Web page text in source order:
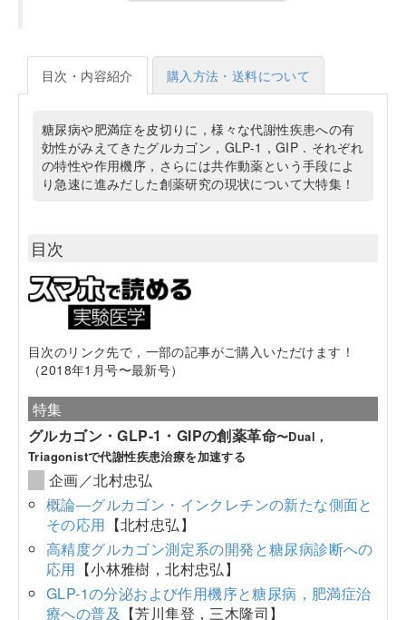
目次・内容紹介 購入方法・送料について
糖尿病や肥満症を皮切りに，様々な代謝性疾患への有
効性がみえてきたグルカゴン，GLP-1，GIP．それぞれ
の特性や作用機序，さらには共作動薬という手段によ
り急速に進みだした創薬研究の現状について大特集！
目次
目次のリンク先で，一部の記事がご購入いただけます！
（2018年1月号〜最新号）
特集
グルカゴン・GLP-1・GIPの創薬革命〜Dual，
Triagonistで代謝性疾患治療を加速する
企画／北村忠弘
概論―グルカゴン・インクレチンの新たな側面と
その応用 【北村忠弘】
高精度グルカゴン測定系の開発と糖尿病診断への
応用 【小林雅樹，北村忠弘】
GLP-1の分泌および作用機序と糖尿病，肥満症治
療への普及 【芳川隼登，三木隆司】